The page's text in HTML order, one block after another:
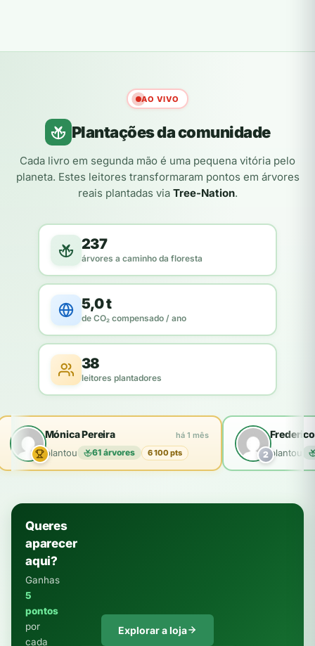
AO VIVO
Plantações da comunidade
Cada livro em segunda mão é uma pequena vitória pelo
planeta. Estes leitores transformaram pontos em árvores
reais plantadas via Tree-Nation.
237
árvores a caminho da floresta
5,0 t
de CO₂ compensado / ano
38
leitores plantadores
Mónica Pereira há 1 mês
plantou 61 árvores 6 100 pts 2plantou
Queres
aparecer
aqui?
Ganhas
5
pontos
por
cada
Explorar a loja